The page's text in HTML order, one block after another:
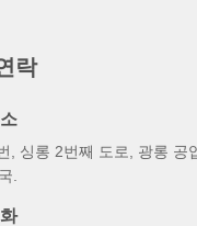
락
, 싱롱 2번째 도로, 광롱 공
.